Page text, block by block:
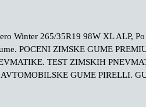
Winter 265/35R19 98W XL ALP, Po
POCENI ZIMSKE GUME
TEST ZIMSKIH
GUME PIRELLI.